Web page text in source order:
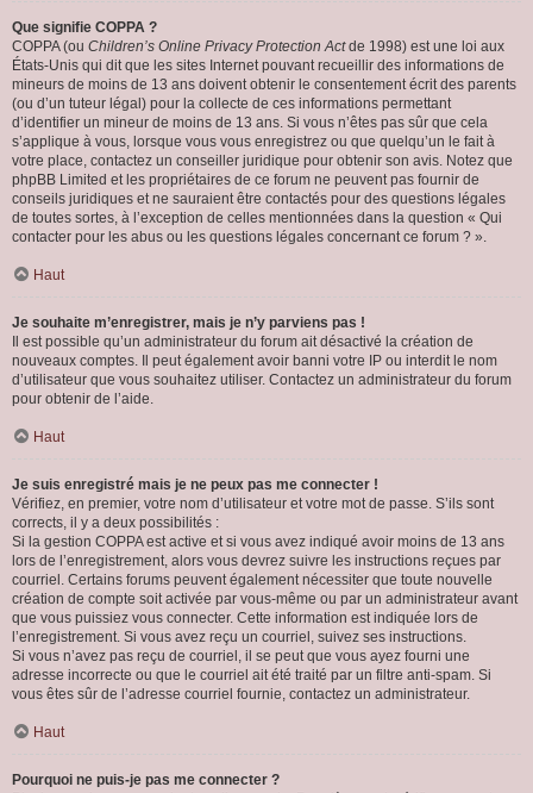
Que signifie COPPA ?
COPPA (ou Children’s Online Privacy Protection Actde 1998) est une loi aux
États-Unis qui dit que les sites Internet pouvant recueillir des informations de
mineurs de moins de 13 ans doivent obtenir le consentement écrit des parents
(ou d’un tuteur légal) pour la collecte de ces informations permettant
d’identifier un mineur de moins de 13 ans. Si vous n’êtes pas sûr que cela
s’applique à vous, lorsque vous vous enregistrez ou que quelqu’un le fait à
votre place, contactez un conseiller juridique pour obtenir son avis. Notez que
phpBB Limited et les propriétaires de ce forum ne peuvent pas fournir de
conseils juridiques et ne sauraient être contactés pour des questions légales
de toutes sortes, à l’exception de celles mentionnées dans la question « Qui
contacter pour les abus ou les questions légales concernant ce forum ? ».
Haut
Je souhaite m’enregistrer, mais je n’y parviens pas !
Il est possible qu’un administrateur du forum ait désactivé la création de
nouveaux comptes. Il peut également avoir banni votre IP ou interdit le nom
d’utilisateur que vous souhaitez utiliser. Contactez un administrateur du forum
pour obtenir de l’aide.
Haut
Je suis enregistré mais je ne peux pas me connecter !
Vérifiez, en premier, votre nom d’utilisateur et votre mot de passe. S’ils sont
corrects, il y a deux possibilités :
Si la gestion COPPA est active et si vous avez indiqué avoir moins de 13 ans
lors de l’enregistrement, alors vous devrez suivre les instructions reçues par
courriel. Certains forums peuvent également nécessiter que toute nouvelle
création de compte soit activée par vous-même ou par un administrateur avant
que vous puissiez vous connecter. Cette information est indiquée lors de
l’enregistrement. Si vous avez reçu un courriel, suivez ses instructions.
Si vous n’avez pas reçu de courriel, il se peut que vous ayez fourni une
adresse incorrecte ou que le courriel ait été traité par un filtre anti-spam. Si
vous êtes sûr de l’adresse courriel fournie, contactez un administrateur.
Haut
Pourquoi ne puis-je pas me connecter ?